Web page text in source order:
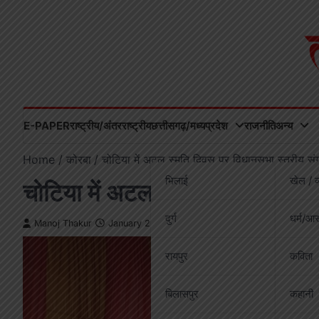
E-PAPERराष्ट्रीय/अंतरराष्ट्रीयछत्तीसगढ़/मध्यप्रदेश
भिलाई
दुर्ग
रायपुर
बिलासपुर
राजनीतिअन्य
खेल /
धर्म/
कविता
कहानी
Home कोरबा चोटिया में अटल स्मृति दिवस पर विधानसभा स्तरीय
चोटिया में अटल स्मृति दिवस पर
Manoj Thakur January 2, 2026